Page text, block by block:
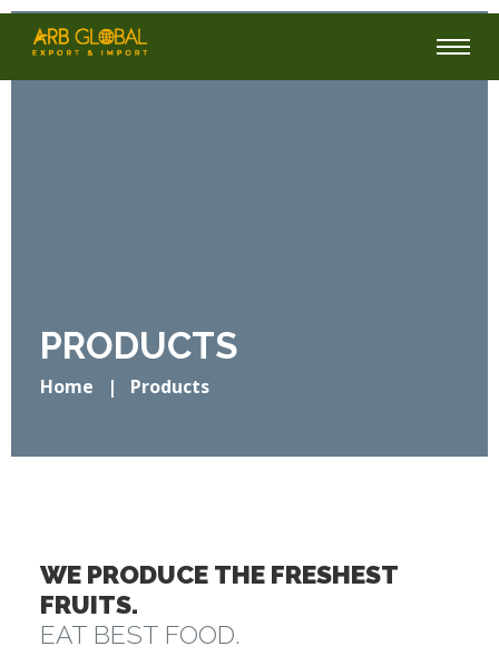
PRODUCTS
Home | Products
WE PRODUCE THE FRESHEST
FRUITS.
EAT BEST FOOD.